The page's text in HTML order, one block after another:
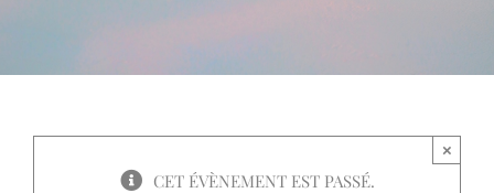
CET ÉVÈNEMENT EST PASSÉ.
×